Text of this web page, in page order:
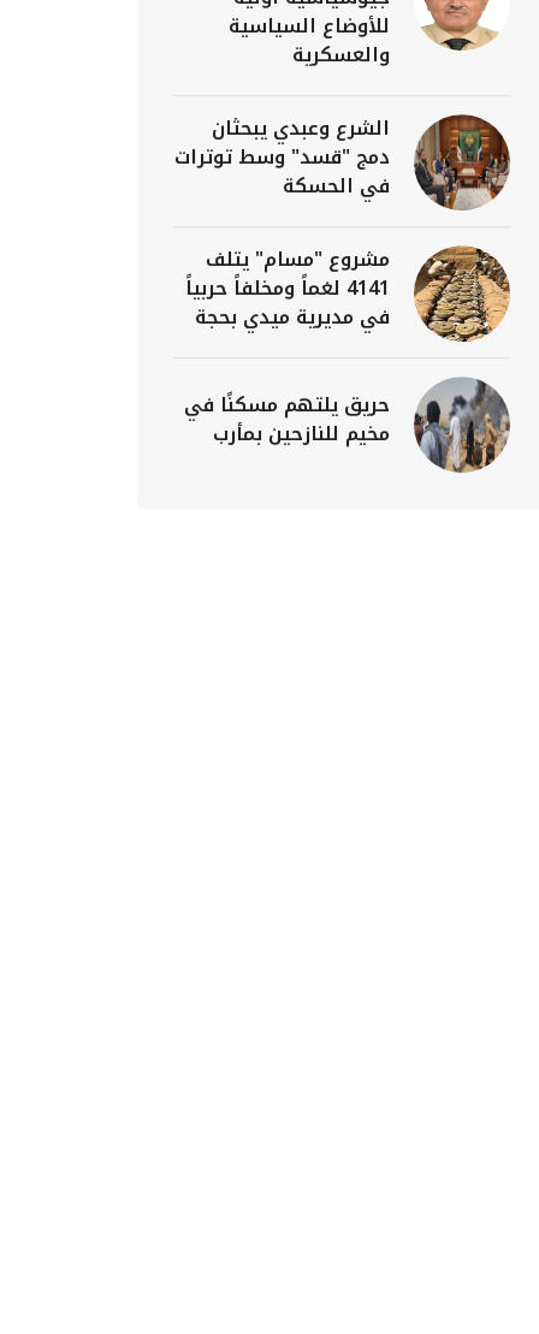
للأوضاع السياسية
والعسكرية
الشرع وعبدي يبحثان
دمج "قسد" وسط توترات
في الحسكة
مشروع "مسام" يتلف
4141 لغماً ومخلفاً حربياً
في مديرية ميدي بحجة
حريق يلتهم مسكنًا في
مخيم للنازحين بمأرب